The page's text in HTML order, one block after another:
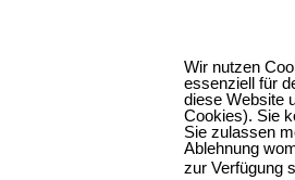
Wir nutzen
essenziell für
diese Website
Cookies). Sie
Sie zulassen
Ablehnung
zur Verfügung